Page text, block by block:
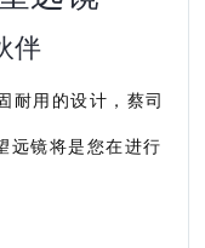
伴
耐用的设计，蔡司
镜将是您在进行